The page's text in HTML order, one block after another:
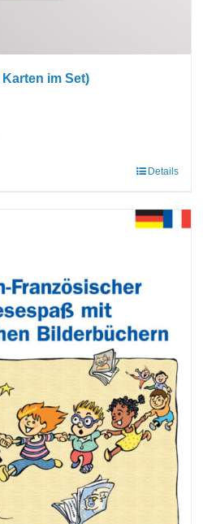
Karten im Set)
Details